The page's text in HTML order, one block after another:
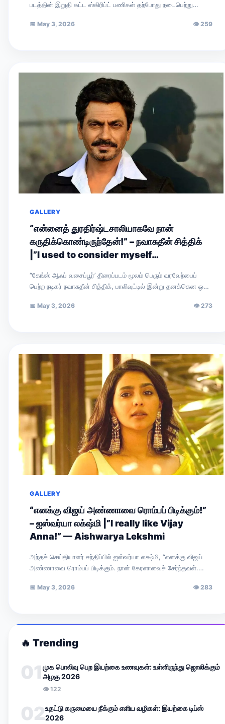
படத்தின் இறுதி கட்ட ஸ்கிரிப்ட் பணிகள் தற்போது நடைபெற்று
இரண்டாம்…
📅 May 3, 2026 👁259
GALLERY
“என்னைத் துரதிர்ஷ்டசாலியாகவே நான்
கருதிக்கொண்டிருந்தேன்!” – நவாசுதீன் சித்திக்
|”I used to consider myself
“கேங்ஸ் ஆஃப் வசைப்பூர்’ திரைப்படம் மூலம் பெரும் வரவேற்பைப்
பெற்ற நடிகர் நவாசுதீன் சித்திக், பாலிவுட்டில் இன்று தனக்கென ஒரு
📅 May 3, 2026 👁273
GALLERY
“எனக்கு விஜய் அண்ணாவை ரொம்பப் பிடிக்கும்!”
– ஐஸ்வர்யா லக்‌ஷ்மி |”I really like Vijay
Anna!” — Aishwarya Lekshmi
அந்தச் செய்தியாளர் சந்திப்பில் ஐஸ்வர்யா லக்ஷ்மி, “எனக்கு விஜய்
அண்ணாவை ரொம்பப் பிடிக்கும். நான் கேரளாவைச் சேர்ந்தவள்.
📅 May 3, 2026 👁283
🔥 Trending
01 முக பொலிவு பெற இயற்கை உணவுகள்: உள்ளிருந்து ஜொலிக்கும்
அழகு 2026
👁122
02உதட்டு கருமையை நீக்கும் எளிய வழிகள்: இயற்கை டிப்ஸ்
2026